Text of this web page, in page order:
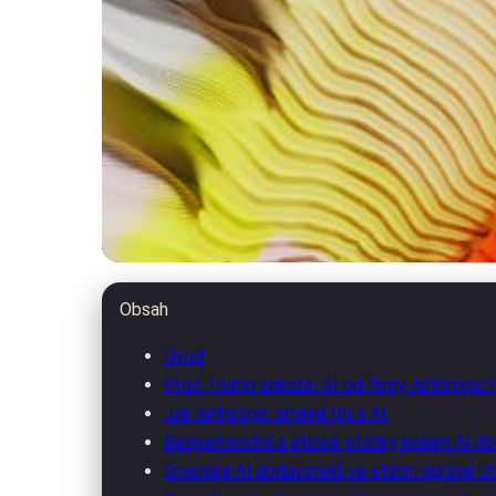
Technologický rozvoj a inovace
Trumpův Zákaz AI
28. 2. 2026· 10 min čtení · Autor: Petra Fialová
Obsah
Úvod
Proč Trump zakázal AI od firmy Anthropic?
Jak Anthropic změnil trh s AI
Bezpečnostní a etické otázky kolem AI
Srovnání AI dodavatelů ve státní správě